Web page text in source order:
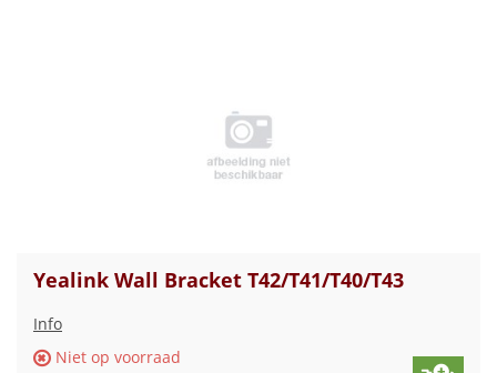
Yealink Wall Bracket T42/T41/T40/T43
Info
Niet op voorraad